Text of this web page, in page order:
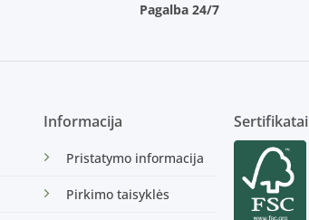
Pagalba 24/7
Informacija
Pristatymo informacija
Pirkimo taisyklės
Sertifikatai